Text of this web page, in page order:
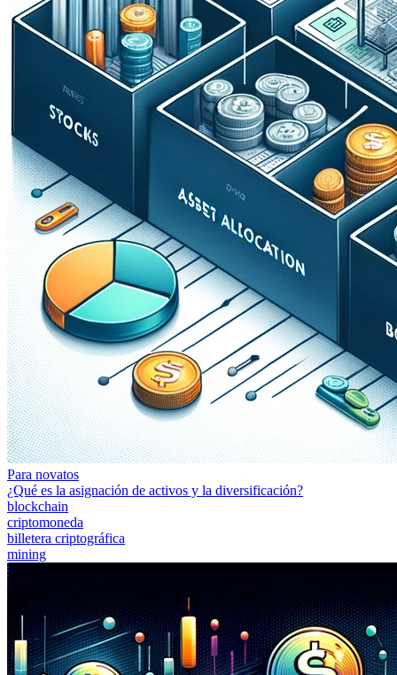
Para novatos
¿Qué es la asignación de activos y la diversificación?
blockchain
criptomoneda
billetera criptográfica
mining